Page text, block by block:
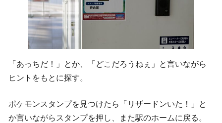
「あっちだ！」とか、「どこだろうねぇ」と言いながら
ヒントをもとに探す。
ポケモンスタンプを見つけたら「リザードンいた！」と
か言いながらスタンプを押し、また駅のホームに戻る。